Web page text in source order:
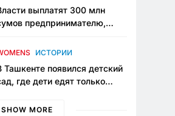
выплатят 300 млн
предпринимателю,
по незаконному
ИСТОРИИ
Ташкенте появился детский
где дети едят только
мама, которая устала просить
SHOW MORE